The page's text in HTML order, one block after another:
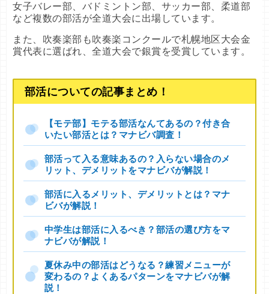
女子バレー部、バドミントン部、サッカー部、柔道部
など複数の部活が全道大会に出場しています。
また、吹奏楽部も吹奏楽コンクールで札幌地区大会金
賞代表に選ばれ、全道大会で銀賞を受賞しています。
部活についての記事まとめ！
【モテ部】モテる部活なんてあるの？付き合
いたい部活とは？マナビバ調査！
部活って入る意味あるの？入らない場合のメ
リット、デメリットをマナビバが解説！
部活に入るメリット、デメリットとは？マナ
ビバが解説！
中学生は部活に入るべき？部活の選び方をマ
ナビバが解説！
夏休み中の部活はどうなる？練習メニューが
変わるの？よくあるパターンをマナビバが解
説！